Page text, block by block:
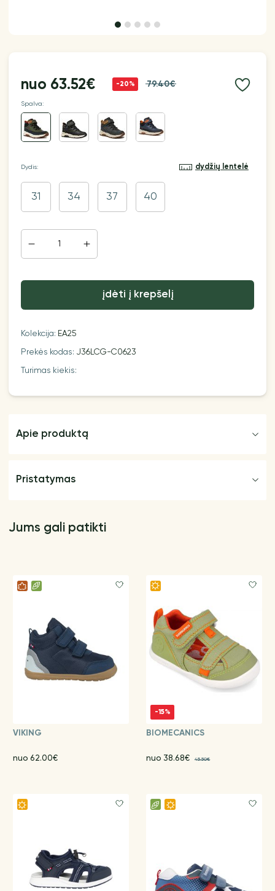
nuo 63.52€ -20% 79.40€
Spalva:
Dydis: dydžių lentelė
31 34 37 40
įdėti į krepšelį
Kolekcija: EA25
Prekės kodas: J36LCG-C0623
Turimas kiekis:
Apie produktą
Pristatymas
Jums gali patikti
VIKING
nuo 62.00€
-15%
BIOMECANICS
nuo 38.68€ 45.50€